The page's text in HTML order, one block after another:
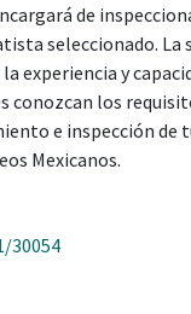
de
seleccionado. La
experiencia y
conozcan los
e inspección
Mexicanos.
30054